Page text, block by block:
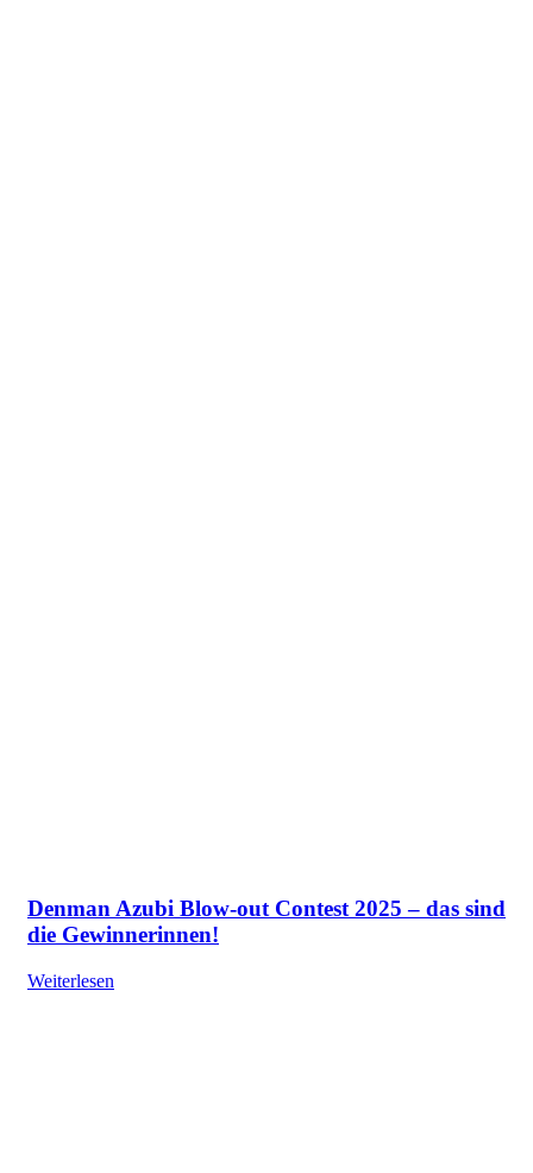
Denman Azubi Blow-out Contest 2025 – das sind
die Gewinnerinnen!
Weiterlesen